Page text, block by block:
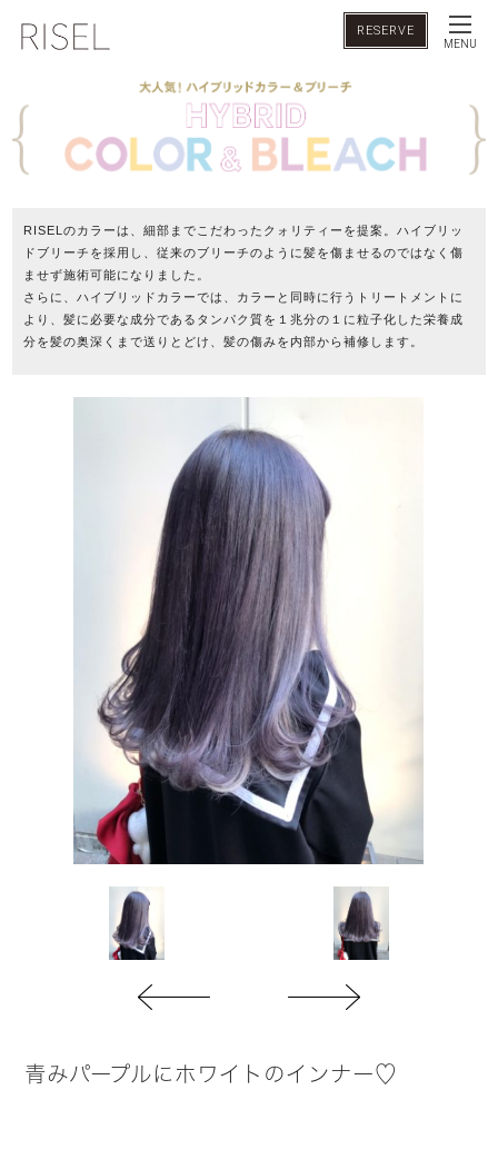
RESERVE
MENU
RISELのカラーは、細部までこだわったクォリティーを提案。ハイブリッ
ドブリーチを採用し、従来のブリーチのように髪を傷ませるのではなく傷
ませず施術可能になりました。
さらに、ハイブリッドカラーでは、カラーと同時に行うトリートメントに
より、髪に必要な成分であるタンパク質を１兆分の１に粒子化した栄養成
分を髪の奥深くまで送りとどけ、髪の傷みを内部から補修します。
青みパープルにホワイトのインナー♡